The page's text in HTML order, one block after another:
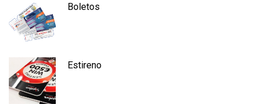
Boletos
Estireno